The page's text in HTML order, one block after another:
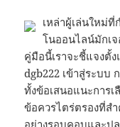
เหล่าผู้เล่นใหม่
โนออนไลน์มักเ
คู่มือนี้เราจะชี้แจงตั้
dgb222 เข้าสู่ระบบ
ทั้งข้อเสนอแนะการ
ข้อควรไตร่ตรองที่ส